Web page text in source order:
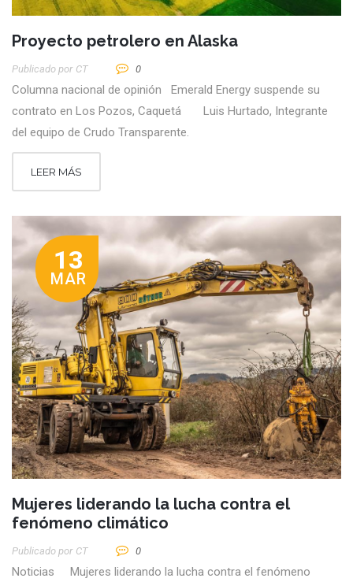
Proyecto petrolero en Alaska
Publicado por CT 0
Columna nacional de opinión Emerald Energy suspende su
contrato en Los Pozos, Caquetá Luis Hurtado, Integrante
del equipo de Crudo Transparente.
LEER MÁS
13
MAR
Mujeres liderando la lucha contra el
fenómeno climático
Publicado por CT 0
Noticias Mujeres liderando la lucha contra el fenómeno